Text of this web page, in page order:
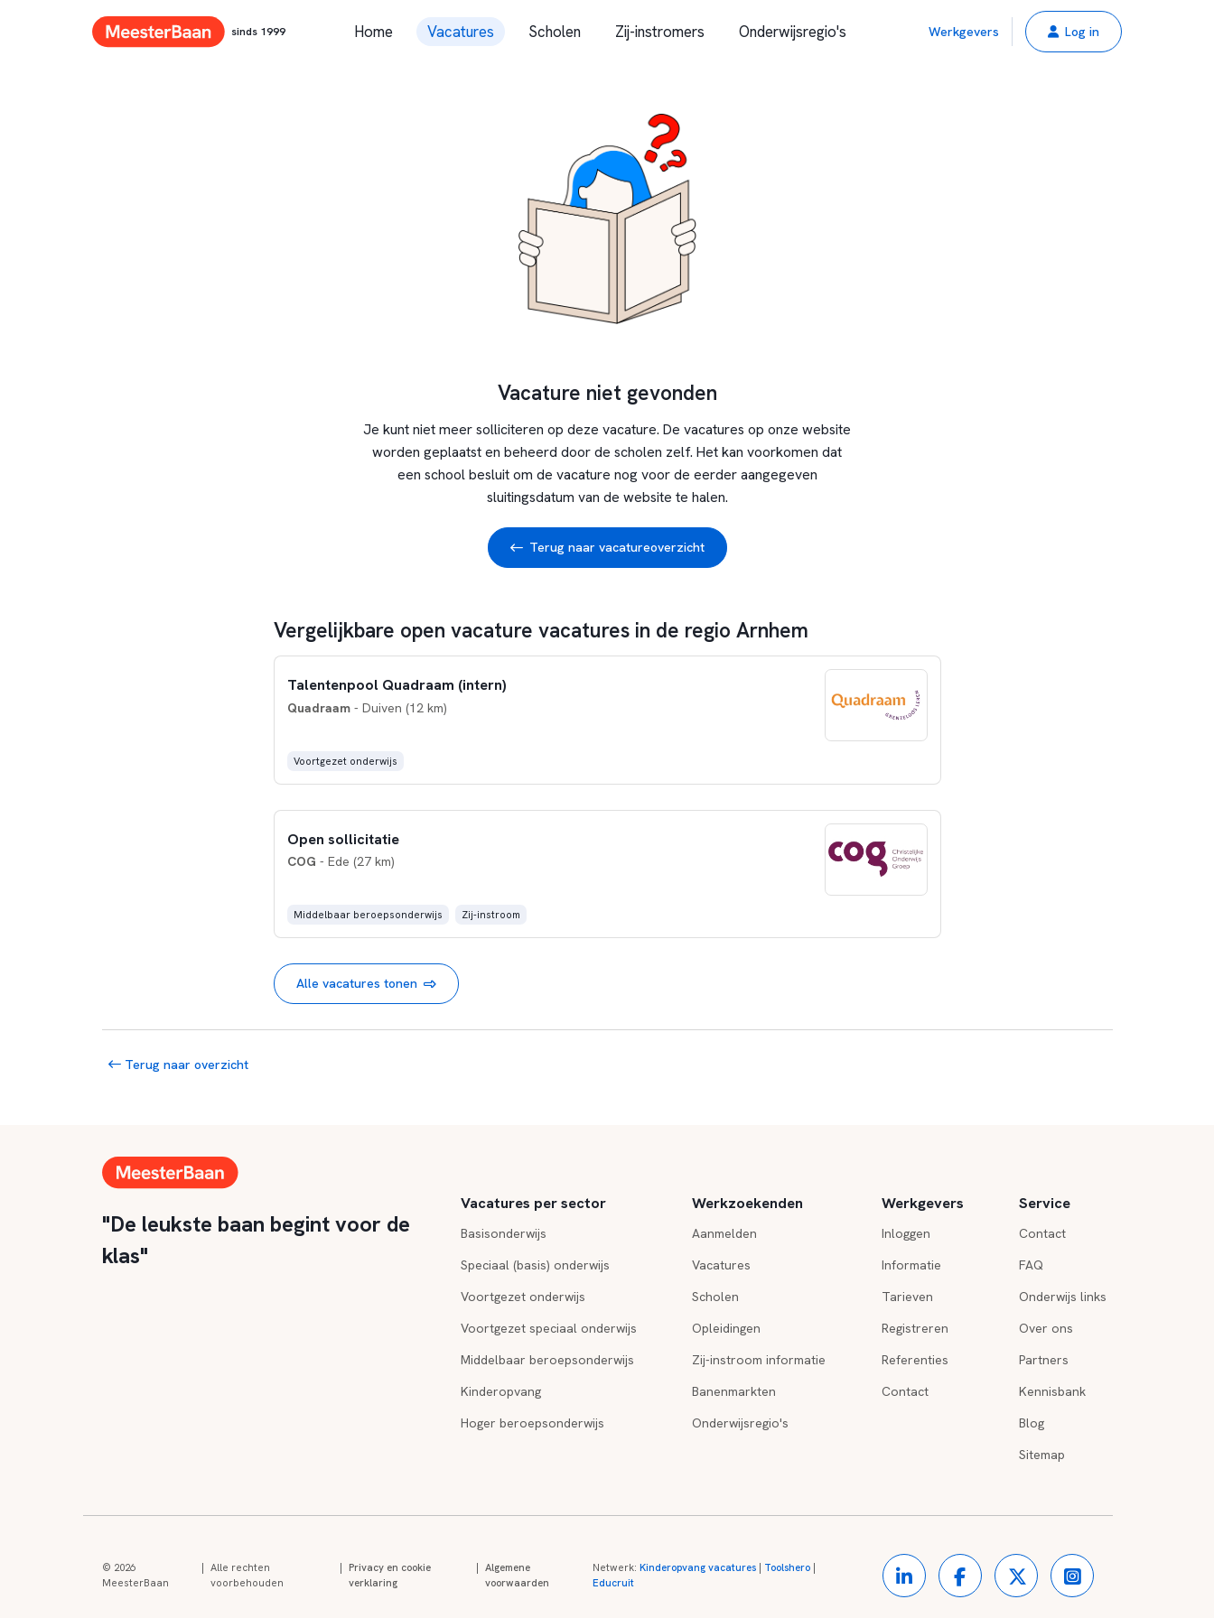
sinds 1999 Home Vacatures Scholen Zij-instromers Onderwijsregio's Werkgevers Log in
Vacature niet gevonden
Je kunt niet meer solliciteren op deze vacature. De vacatures op onze website
worden geplaatst en beheerd door de scholen zelf. Het kan voorkomen dat
een school besluit om de vacature nog voor de eerder aangegeven
sluitingsdatum van de website te halen.
Terug naar vacatureoverzicht
Vergelijkbare open vacature vacatures in de regio Arnhem
Talentenpool Quadraam (intern)
Quadraam- Duiven (12 km)
Voortgezet onderwijs
Open sollicitatie
COG - Ede (27 km)
Middelbaar beroepsonderwijs Zij-instroom
Alle vacatures tonen
Terug naar overzicht
"De leukste baan begint voor de
klas"
Vacatures per sector
Basisonderwijs
Speciaal (basis) onderwijs
Voortgezet onderwijs
Voortgezet speciaal onderwijs
Middelbaar beroepsonderwijs
Kinderopvang
Hoger beroepsonderwijs
Werkzoekenden
Aanmelden
Vacatures
Scholen
Opleidingen
Zij-instroom informatie
Banenmarkten
Onderwijsregio's
Werkgevers
Inloggen
Informatie
Tarieven
Registreren
Referenties
Contact
Service
Contact
FAQ
Onderwijs links
Over ons
Partners
Kennisbank
Blog
Sitemap
© 2026
MeesterBaan
Alle rechten
voorbehouden
Privacy en cookie
verklaring
Algemene
voorwaarden
Netwerk: Kinderopvang vacatures| Toolshero|
Educruit